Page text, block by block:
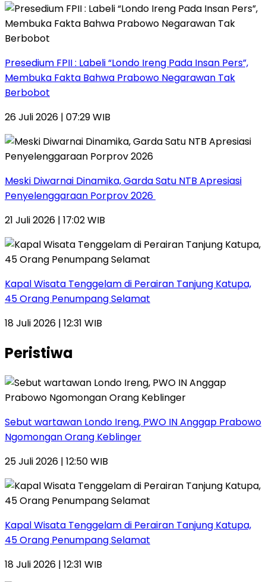
Presedium FPII : Labeli “Londo Ireng Pada Insan Pers”,
Membuka Fakta Bahwa Prabowo Negarawan Tak
Berbobot
26 Juli 2026 | 07:29 WIB
Meski Diwarnai Dinamika, Garda Satu NTB Apresiasi
Penyelenggaraan Porprov 2026 ‎
21 Juli 2026 | 17:02 WIB
Kapal Wisata Tenggelam di Perairan Tanjung Katupa,
45 Orang Penumpang Selamat
18 Juli 2026 | 12:31 WIB
Peristiwa
Sebut wartawan Londo Ireng, PWO IN Anggap Prabowo
Ngomongan Orang Keblinger
25 Juli 2026 | 12:50 WIB
Kapal Wisata Tenggelam di Perairan Tanjung Katupa,
45 Orang Penumpang Selamat
18 Juli 2026 | 12:31 WIB